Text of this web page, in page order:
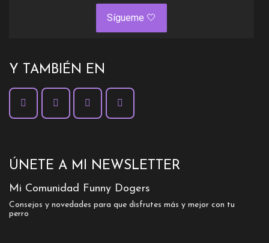
Sígueme 🤍
Y TAMBIÉN EN
ÚNETE A MI NEWSLETTER
Mi Comunidad Funny Dogers
Consejos y novedades para que disfrutes más y mejor con tu
perro